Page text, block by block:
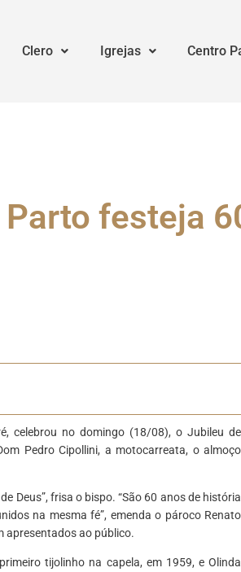
Clero Igrejas Centro
festeja
celebrou no domingo (18/08), o Jubileu de
Pedro Cipollini, a motocarreata, o almoço
Deus”, frisa o bispo. “São 60 anos de história
na mesma fé”, emenda o pároco Renato
apresentados ao público.
tijolinho na capela, em 1959, e Olinda